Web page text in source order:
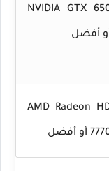
NVIDIA GTX
أفضل
AMD Radeon
أو أفضل